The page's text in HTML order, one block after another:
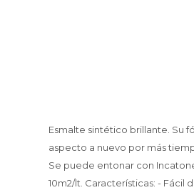
Esmalte sintético brillante. Su
aspecto a nuevo por más
Se puede entonar con
10m2/lt. Características: -